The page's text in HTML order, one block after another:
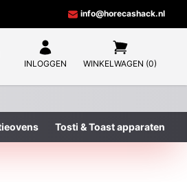
info@horecashack.nl
INLOGGEN WINKELWAGEN (0)
Tosti & Toast apparaten